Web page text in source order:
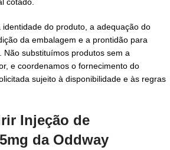
do produto, a adequação do
da embalagem e a prontidão para
Não substituímos produtos sem a
e coordenamos o fornecimento do
sujeito à disponibilidade e às regras
Injeção de
da Oddway